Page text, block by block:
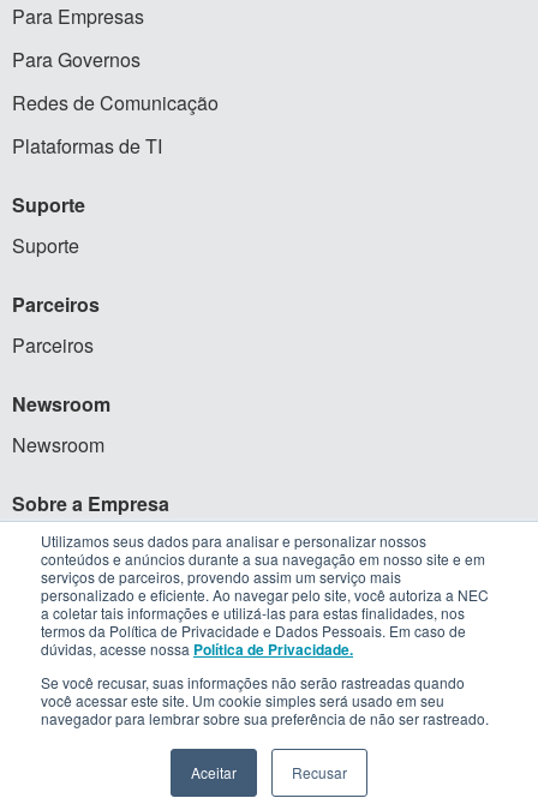
Utilizamos seus dados para analisar e personalizar nossos
conteúdos e anúncios durante a sua navegação em nosso site e em
serviços de parceiros, provendo assim um serviço mais
personalizado e eficiente. Ao navegar pelo site, você autoriza a NEC
a coletar tais informações e utilizá-las para estas finalidades, nos
termos da Política de Privacidade e Dados Pessoais. Em caso de
dúvidas, acesse nossa Política de Privacidade.
Se você recusar, suas informações não serão rastreadas quando
você acessar este site. Um cookie simples será usado em seu
navegador para lembrar sobre sua preferência de não ser rastreado.
Aceitar Recusar
Para Empresas
Para Governos
Redes de Comunicação
Plataformas de TI
Suporte
Suporte
Parceiros
Parceiros
Newsroom
Newsroom
Sobre a Empresa
Quem Somos
The NEC Way
Trabalhe Conosco
Prêmios e Reconhecimento
Topo da página
Política de Privacidade
Trabalhe conosco
Copyright © NEC Latin America S.A. 2020. Todos os direitos reservados.